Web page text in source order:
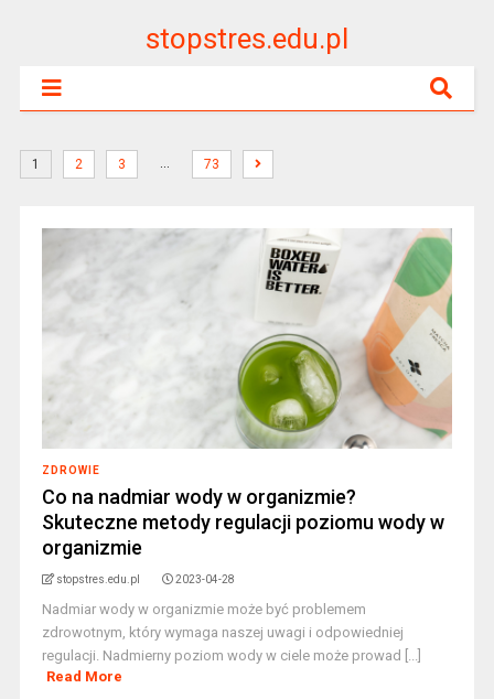
stopstres.edu.pl
1 2 3 … 73
ZDROWIE
Co na nadmiar wody w organizmie?
Skuteczne metody regulacji poziomu wody w
organizmie
stopstres.edu.pl 2023-04-28
Nadmiar wody w organizmie może być problemem
zdrowotnym, który wymaga naszej uwagi i odpowiedniej
regulacji. Nadmierny poziom wody w ciele może prowad [...]
Read More